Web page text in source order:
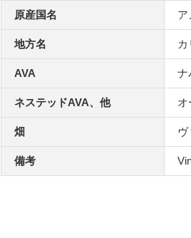
原産国名 ア
地方名
AVA ナ
ネステッドAVA、他 オ
畑 ヴ
備考